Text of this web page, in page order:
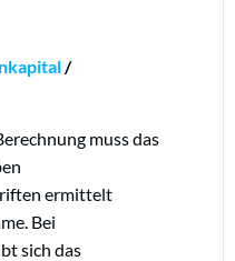
/
muss das
ermittelt
Bei
sich das